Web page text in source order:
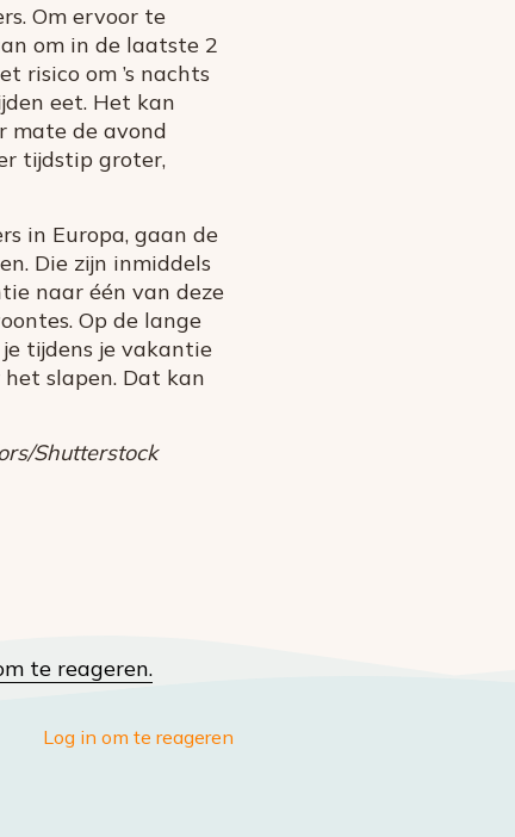
Om ervoor te
om in de laatste 2
risico om ’s nachts
eet. Het kan
mate de avond
tijdstip groter,
in Europa, gaan de
Die zijn inmiddels
naar één van deze
Op de lange
tijdens je vakantie
slapen. Dat kan
Shutterstock
te reageren.
Log in om te reageren